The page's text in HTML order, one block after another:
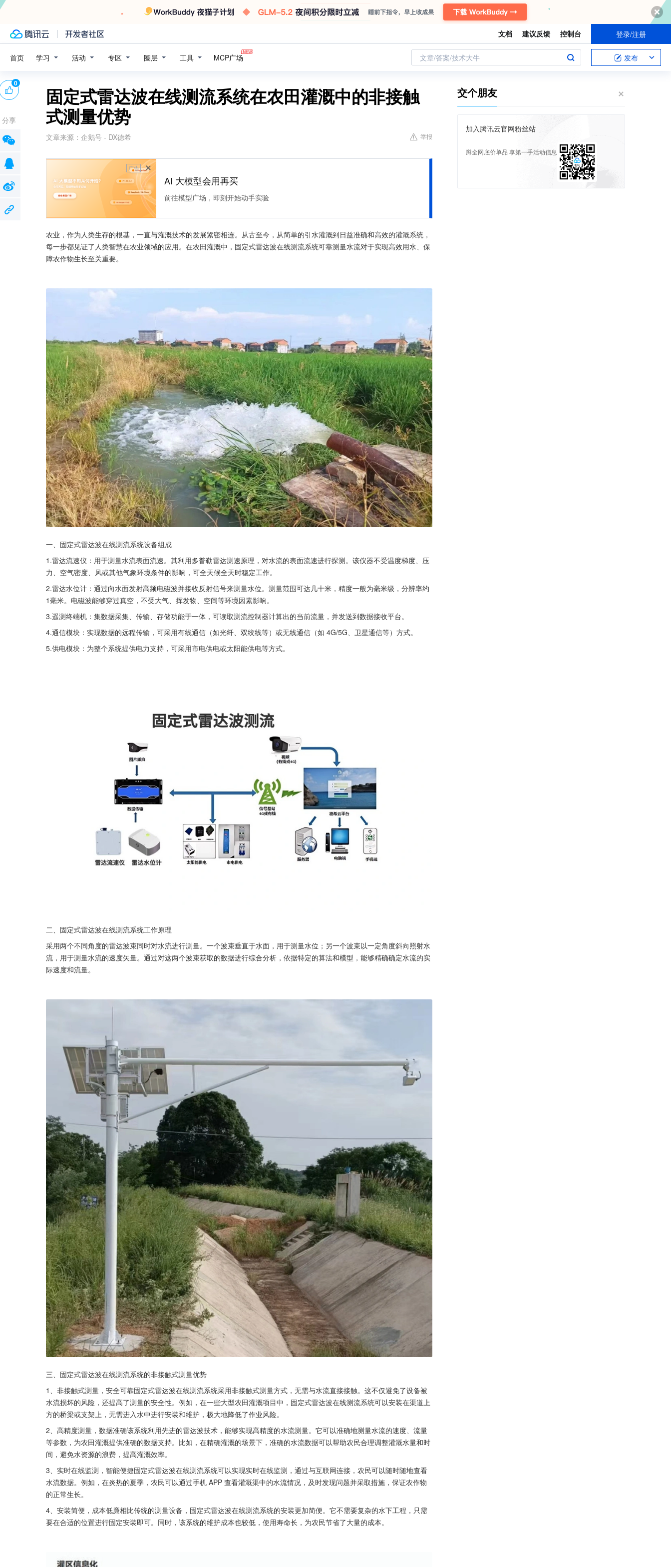
文档 建议反馈 控制台 登录/注册
首页 学习 活动 专区 圈层 工具 MCP广场 文章/答案/技术大牛 发布
固定式雷达波在线测流系统在农田灌溉中的非接触
式测量优势
文章来源： 企鹅号 - DX德希 举报
广告
AI 大模型会用再买
前往模型广场，即刻开始动手实验
农业，作为人类生存的根基，一直与灌溉技术的发展紧密相连。从古至今，从简单的引水灌溉到日益准确和高效的灌溉系统，
每一步都见证了人类智慧在农业领域的应用。在农田灌溉中，固定式雷达波在线测流系统可靠测量水流对于实现高效用水、保
障农作物生长至关重要。
一、固定式雷达波在线测流系统设备组成
1.雷达流速仪：用于测量水流表面流速。其利用多普勒雷达测速原理，对水流的表面流速进行探测。该仪器不受温度梯度、压
力、空气密度、风或其他气象环境条件的影响，可全天候全天时稳定工作。
2.雷达水位计：通过向水面发射高频电磁波并接收反射信号来测量水位。测量范围可达几十米，精度一般为毫米级，分辨率约
1毫米。电磁波能够穿过真空，不受大气、挥发物、空间等环境因素影响。
3.遥测终端机：集数据采集、传输、存储功能于一体，可读取测流控制器计算出的当前流量，并发送到数据接收平台。
4.通信模块：实现数据的远程传输，可采用有线通信（如光纤、双绞线等）或无线通信（如 4G/5G、卫星通信等）方式。
5.供电模块：为整个系统提供电力支持，可采用市电供电或太阳能供电等方式。
二、固定式雷达波在线测流系统工作原理
采用两个不同角度的雷达波束同时对水流进行测量。一个波束垂直于水面，用于测量水位；另一个波束以一定角度斜向照射水
流，用于测量水流的速度矢量。通过对这两个波束获取的数据进行综合分析，依据特定的算法和模型，能够精确确定水流的实
际速度和流量。
三、固定式雷达波在线测流系统的非接触式测量优势
1、非接触式测量，安全可靠固定式雷达波在线测流系统采用非接触式测量方式，无需与水流直接接触。这不仅避免了设备被
水流损坏的风险，还提高了测量的安全性。例如，在一些大型农田灌溉项目中，固定式雷达波在线测流系统可以安装在渠道上
方的桥梁或支架上，无需进入水中进行安装和维护，极大地降低了作业风险。
2、高精度测量，数据准确该系统利用先进的雷达波技术，能够实现高精度的水流测量。它可以准确地测量水流的速度、流量
等参数，为农田灌溉提供准确的数据支持。比如，在精确灌溉的场景下，准确的水流数据可以帮助农民合理调整灌溉水量和时
间，避免水资源的浪费，提高灌溉效率。
3、实时在线监测，智能便捷固定式雷达波在线测流系统可以实现实时在线监测，通过与互联网连接，农民可以随时随地查看
水流数据。例如，在炎热的夏季，农民可以通过手机 APP 查看灌溉渠中的水流情况，及时发现问题并采取措施，保证农作物
的正常生长。
4、安装简便，成本低廉相比传统的测量设备，固定式雷达波在线测流系统的安装更加简便。它不需要复杂的水下工程，只需
要在合适的位置进行固定安装即可。同时，该系统的维护成本也较低，使用寿命长，为农民节省了大量的成本。
0
分享
交个朋友
加入腾讯云官网粉丝站
蹲全网底价单品 享第一手活动信息